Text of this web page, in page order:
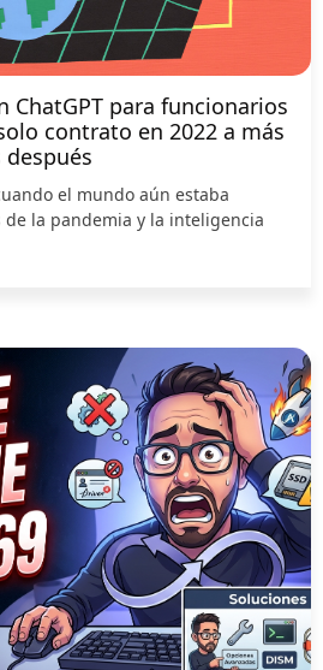
ChatGPT para funcionarios
contrato en 2022 a más
después
el mundo aún estaba
la pandemia y la inteligencia